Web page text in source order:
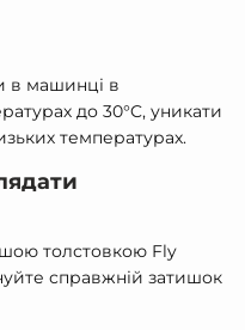
в машинці в
до 30°C, уникати
температурах.
толстовкою Fly
справжній затишок